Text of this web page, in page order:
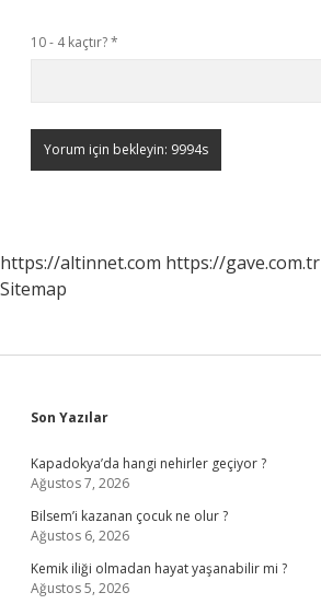
10 - 4 kaçtır?*
https://altinnet.com https://gave.com.tr
Sitemap
Sidebar
Son Yazılar
Kapadokya’da hangi nehirler geçiyor ?
Ağustos 7, 2026
Bilsem’i kazanan çocuk ne olur ?
Ağustos 6, 2026
Kemik iliği olmadan hayat yaşanabilir mi ?
Ağustos 5, 2026